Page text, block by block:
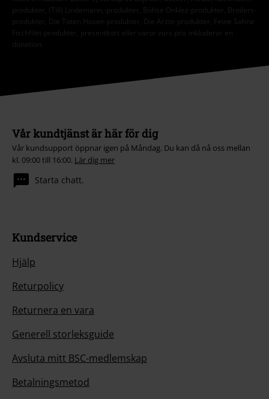
produkter, (Till) Lindemann,-produkter, Böhse Onklez-produkter, Broilers-
produkter, Die Toten Hosen-produkter, Die Ärzte-produkter, Feine Sahne
Fischfilet-produkter, presentkort eller varor vars pris inkluderar en
donation.
Vår kundtjänst är här för dig
Vår kundsupport öppnar igen på Måndag. Du kan då nå oss mellan
kl. 09:00 till 16:00. Lär dig mer
Starta chatt.
Kundservice
Hjälp
Returpolicy
Returnera en vara
Generell storleksguide
Avsluta mitt BSC-medlemskap
Betalningsmetod